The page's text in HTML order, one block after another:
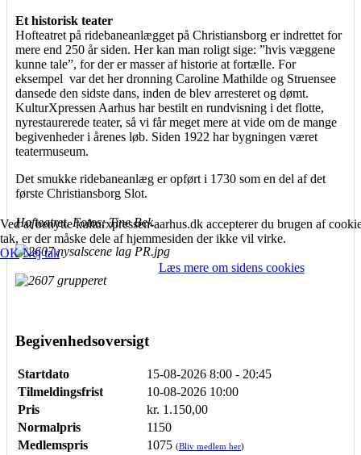
Et historisk teater
Hofteatret på ridebaneanlægget på Christiansborg er indrettet for
mere end 250 år siden. Her kan man roligt sige: ”hvis væggene
kunne tale”, for der er masser af historie at fortælle. For
eksempel var det her dronning Caroline Mathilde og Struensee
dansede den sidste dans, inden de blev arresteret og dømt.
KulturXpressen Aarhus har bestilt en rundvisning i det flotte,
nyrestaurerede teater, så vi får meget mere at vide om de mange
begivenheder i årenes løb. Siden 1922 har bygningen været
teatermuseum.
Det smukke ridebaneanlæg er opført i 1730 som en del af det
første Christiansborg Slot.
Hofteatret. Fotos: Tine Bek
Begivenhedsoversigt
Startdato 15-08-2026 8:00 - 20:45
Tilmeldingsfrist
10-08-2026 10:00
Pris
kr. 1.150,00
Normalpris
1150
Medlemspris
1075 (Bliv medlem her)
Ved at benytte kulturxpressen-aarhus.dk accepterer du brugen af
tak, er der måske dele af hjemmesiden der ikke vil virke.
OK Nej tak
Læs mere om sidens cookies